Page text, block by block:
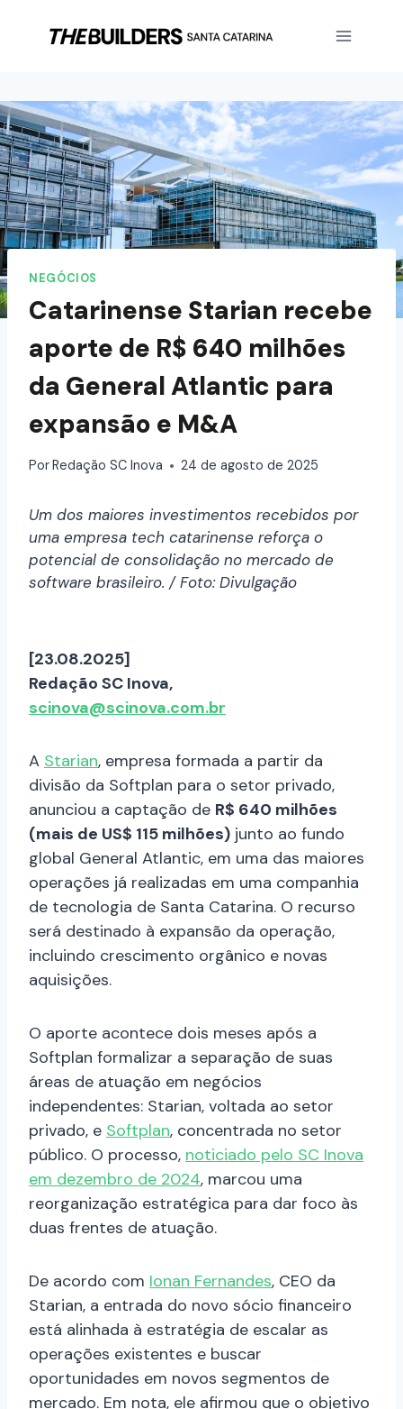
NEGÓCIOS
Catarinense Starian recebe
aporte de R$ 640 milhões
da General Atlantic para
expansão e M&A
PorRedação SC Inova 24 de agosto de 2025
Um dos maiores investimentos recebidos por
uma empresa tech catarinense reforça o
potencial de consolidação no mercado de
software brasileiro. / Foto: Divulgação
[23.08.2025]
Redação SC Inova,
scinova@scinova.com.br
A Starian, empresa formada a partir da
divisão da Softplan para o setor privado,
anunciou a captação de R$ 640 milhões
(mais de US$ 115 milhões) junto ao fundo
global General Atlantic, em uma das maiores
operações já realizadas em uma companhia
de tecnologia de Santa Catarina. O recurso
será destinado à expansão da operação,
incluindo crescimento orgânico e novas
aquisições.
O aporte acontece dois meses após a
Softplan formalizar a separação de suas
áreas de atuação em negócios
independentes: Starian, voltada ao setor
privado, e Softplan, concentrada no setor
público. O processo, noticiado pelo SC Inova
em dezembro de 2024, marcou uma
reorganização estratégica para dar foco às
duas frentes de atuação.
De acordo com Ionan Fernandes, CEO da
Starian, a entrada do novo sócio financeiro
está alinhada à estratégia de escalar as
operações existentes e buscar
oportunidades em novos segmentos de
mercado. Em nota, ele afirmou que o objetivo